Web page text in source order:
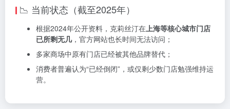
📉 当前状态（截至2025年）
根据2024年公开资料，克莉丝汀在上海等核心城市门店
已所剩无几，官方网站也长时间无法访问；
多家商场中原有门店已经被其他品牌替代；
消费者普遍认为“已经倒闭”，或仅剩少数门店勉强维持运
营。